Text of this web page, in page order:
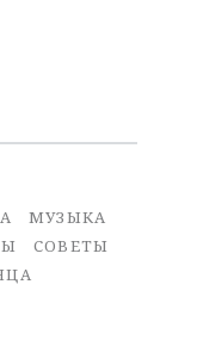
МУЗЫКА
СОВЕТЫ